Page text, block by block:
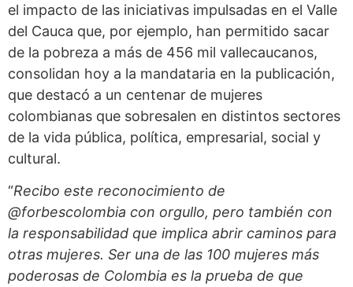
el impacto de las iniciativas impulsadas en el Valle
del Cauca que, por ejemplo, han permitido sacar
de la pobreza a más de 456 mil vallecaucanos,
consolidan hoy a la mandataria en la publicación,
que destacó a un centenar de mujeres
colombianas que sobresalen en distintos sectores
de la vida pública, política, empresarial, social y
cultural.
“Recibo este reconocimiento de
@forbescolombia con orgullo, pero también con
la responsabilidad que implica abrir caminos para
otras mujeres. Ser una de las 100 mujeres más
poderosas de Colombia es la prueba de que